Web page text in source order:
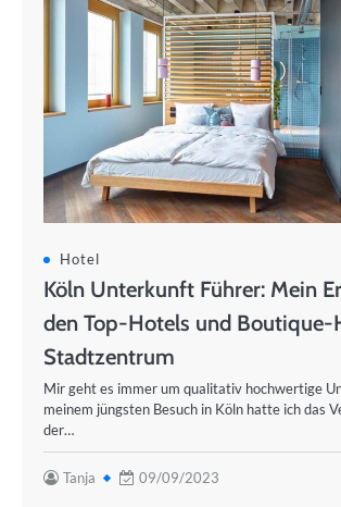
Hotel
Köln Unterkunft Führer: Mein
den Top-Hotels und Boutique-
Stadtzentrum
Mir geht es immer um qualitativ hochwertige
meinem jüngsten Besuch in Köln hatte ich das
der…
Tanja 09/09/2023